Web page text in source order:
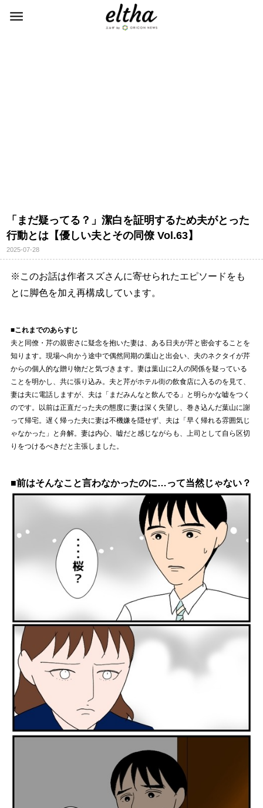
「まだ疑ってる？」潔白を証明するため夫がとった
行動とは【優しい夫とその同僚 Vol.63】
2025-07-28
※このお話は作者スズさんに寄せられたエピソードをも
とに脚色を加え再構成しています。
■これまでのあらすじ
夫と同僚・芹の親密さに疑念を抱いた妻は、ある日夫が芹と密会することを
知ります。現場へ向かう途中で偶然同期の葉山と出会い、夫のネクタイが芹
からの個人的な贈り物だと気づきます。妻は葉山に2人の関係を疑っている
ことを明かし、共に張り込み。夫と芹がホテル街の飲食店に入るのを見て、
妻は夫に電話しますが、夫は「まだみんなと飲んでる」と明らかな嘘をつく
のです。以前は正直だった夫の態度に妻は深く失望し、巻き込んだ葉山に謝
って帰宅。遅く帰った夫に妻は不機嫌を隠せず、夫は「早く帰れる雰囲気じ
ゃなかった」と弁解。妻は内心、嘘だと感じながらも、上司として自ら区切
りをつけるべきだと主張しました。
■前はそんなこと言わなかったのに…って当然じゃない？